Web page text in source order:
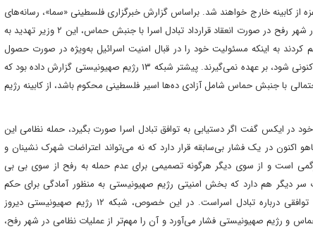
از کابینه خارج خواهند شد. براساس گزارش خبرگزاری فلسطینی «سما»، رسانه‌های
رژیم صهیونیستی گزارش دادند در سایه افزایش احتمال توقف عملیات نظامی در شهر رفح در صورت انعقاد قرارداد تبادل اسرا با جنبش حماس، این ۲ وزیر تهدید به
کردند به اینکه مسئولیت خود را در قبال امنیت اسرائیل به‌ویژه در صورت حصول
توافقی که ممکن است منجر به عدم انجام عملیات نظامی در شهر رفح در زمان کنونی شود، بر عهده نمی‌گیرند. پیشتر شبکه ۱۳ رژیم صهیونیستی گزارش داده بود که
با جنبش حماس شامل آزادی ده‌ها اسیر فلسطینی محکوم باشد، از کابینه رژیم
در ایکس گفت اگر دستیابی به توافق تبادل اسرا صورت بگیرد، حمله نظامی این
اکنون در یک فشار بی‌سابقه قرار دارد که نه می‌تواند اعتراضات شهرک نشینان و
است و از سوی دیگر هرگونه تصمیمی برای عدم حمله به رفح از سوی بی بی
سر دیگر هم دارد که بخش امنیتی رژیم صهیونیستی به منظور آمادگی برای حکم
بازداشت دادگاه لاهه علیه مقامات صهیونیستی، خواهان دستیابی سریع‌تر به توافقی درباره تبادل اسراست. در این خصوص، شبکه ۱۲ رژیم صهیونیستی دیروز
حماس و رژیم صهیونیستی فشار می‌آورد و آن را مهم‌تر از عملیات نظامی در شهر رفح،